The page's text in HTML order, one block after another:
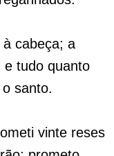
cabeça; a
e tudo quanto
santo.
vinte reses